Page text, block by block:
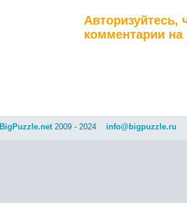
Авторизуйтесь,
комментарии на
BigPuzzle.net2009 - 2024 info@bigpuzzle.ru